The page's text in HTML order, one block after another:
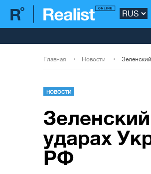
Главная Новости
НОВОСТИ
ударах
РФ